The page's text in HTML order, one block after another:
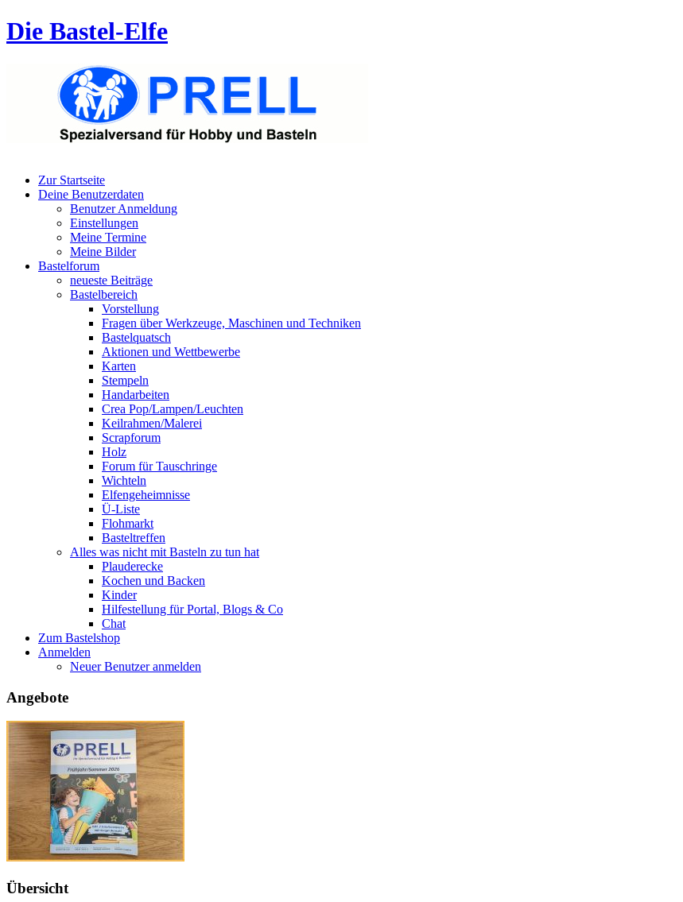
Die Bastel-Elfe
Zur Startseite
Deine Benutzerdaten
Benutzer Anmeldung
Einstellungen
Meine Termine
Meine Bilder
Bastelforum
neueste Beiträge
Bastelbereich
Vorstellung
Fragen über Werkzeuge, Maschinen und Techniken
Bastelquatsch
Aktionen und Wettbewerbe
Karten
Stempeln
Handarbeiten
Crea Pop/Lampen/Leuchten
Keilrahmen/Malerei
Scrapforum
Holz
Forum für Tauschringe
Wichteln
Elfengeheimnisse
Ü-Liste
Flohmarkt
Basteltreffen
Alles was nicht mit Basteln zu tun hat
Plauderecke
Kochen und Backen
Kinder
Hilfestellung für Portal, Blogs & Co
Chat
Zum Bastelshop
Anmelden
Neuer Benutzer anmelden
Angebote
Übersicht